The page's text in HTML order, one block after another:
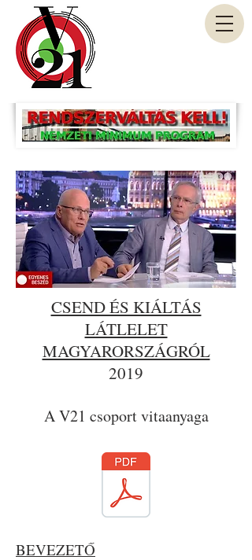
CSEND ÉS KIÁLTÁS
LÁTLELET
MAGYARORSZÁGRÓL
2019
A V21 csoport vitaanyaga
BEVEZETŐ